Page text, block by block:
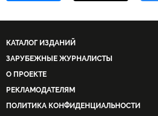
КАТАЛОГ ИЗДАНИЙ
ЗАРУБЕЖНЫЕ ЖУРНАЛИСТЫ
О ПРОЕКТЕ
РЕКЛАМОДАТЕЛЯМ
ПОЛИТИКА КОНФИДЕНЦИАЛЬНОСТИ